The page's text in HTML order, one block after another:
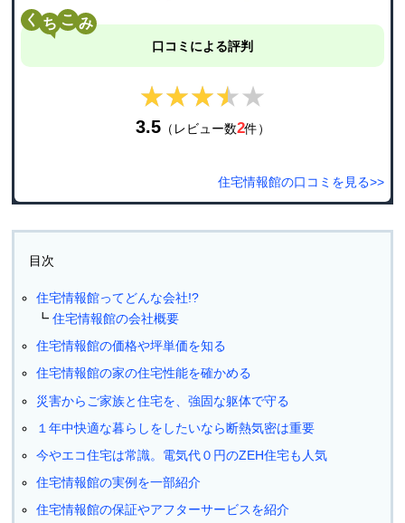
く こ
口コミによる評判
★★★★★
★★★★★
3.5（レビュー数2件）
住宅情報館の口コミを見る>>
目次
住宅情報館ってどんな会社!?
住宅情報館の会社概要
住宅情報館の価格や坪単価を知る
住宅情報館の家の住宅性能を確かめる
災害からご家族と住宅を、強固な躯体で守る
１年中快適な暮らしをしたいなら断熱気密は重要
今やエコ住宅は常識。電気代０円のZEH住宅も人気
住宅情報館の実例を一部紹介
住宅情報館の保証やアフターサービスを紹介